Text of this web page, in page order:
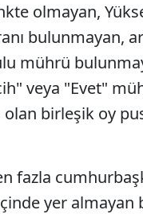
olmayan,
bulunmayan,
mührü
veya "Evet"
olan birleşik oy
fazla
yer almayan